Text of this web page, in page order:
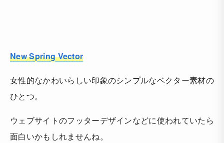
New Spring Vector
女性的なかわいらしい印象のシンプルなベクター素材の
ひとつ。
ウェブサイトのフッターデザインなどに使われていたら
面白いかもしれませんね。